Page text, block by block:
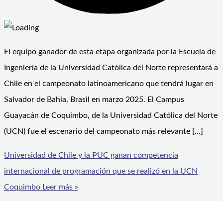
El equipo ganador de esta etapa organizada por la Escuela de
Ingeniería de la Universidad Católica del Norte representará a
Chile en el campeonato latinoamericano que tendrá lugar en
Salvador de Bahía, Brasil en marzo 2025. El Campus
Guayacán de Coquimbo, de la Universidad Católica del Norte
(UCN) fue el escenario del campeonato más relevante […]
Universidad de Chile y la PUC ganan competencia
internacional de programación que se realizó en la UCN
Coquimbo Leer más »